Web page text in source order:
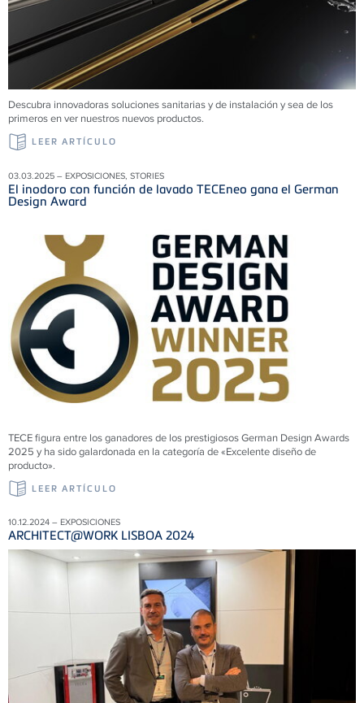
Descubra innovadoras soluciones sanitarias y de instalación y sea de los
primeros en ver nuestros nuevos productos.
LEER ARTÍCULO
03.03.2025 – EXPOSICIONES, STORIES
El inodoro con función de lavado TECEneo gana el German
Design Award
TECE figura entre los ganadores de los prestigiosos German Design Awards
2025 y ha sido galardonada en la categoría de «Excelente diseño de
producto».
LEER ARTÍCULO
10.12.2024 – EXPOSICIONES
ARCHITECT@WORK LISBOA 2024